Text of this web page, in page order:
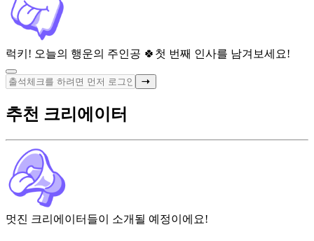
럭키! 오늘의 행운의 주인공 🍀 첫 번째 인사를 남겨보세요!
추천 크리에이터
멋진 크리에이터들이 소개될 예정이에요!